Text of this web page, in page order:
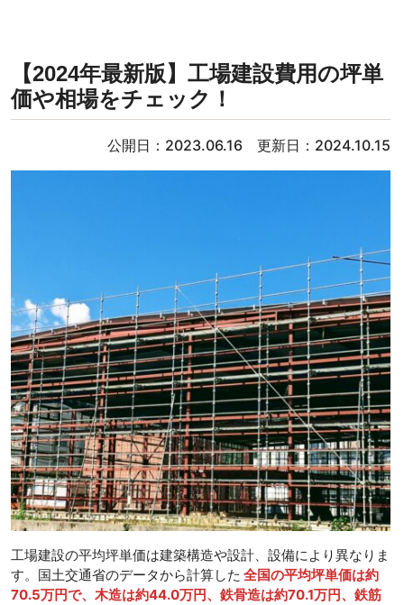
【2024年最新版】工場建設費用の坪単
価や相場をチェック！
公開日：2023.06.16 更新日：2024.10.15
工場建設の平均坪単価は建築構造や設計、設備により異なりま
す。国土交通省のデータから計算した 全国の平均坪単価は約
70.5万円で、木造は約44.0万円、鉄骨造は約70.1万円、鉄筋